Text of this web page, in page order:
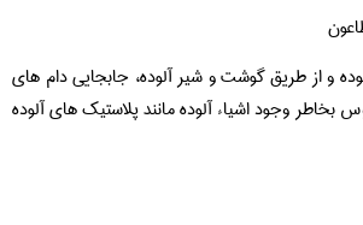
و از طریق گوشت و شیر آلوده، جابجایی دام های
بخاطر وجود اشیاء آلوده مانند پلاستیک های آلوده